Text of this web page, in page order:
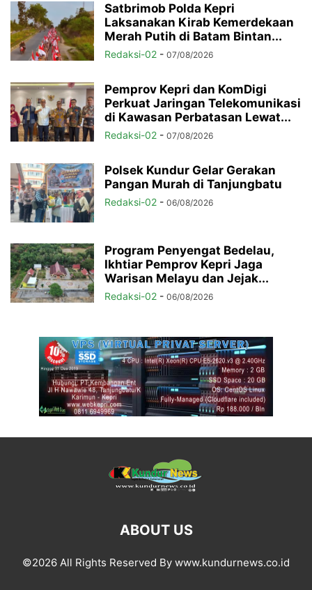
Satbrimob Polda Kepri
Laksanakan Kirab Kemerdekaan
Merah Putih di Batam Bintan...
Redaksi-02 - 07/08/2026
Pemprov Kepri dan KomDigi
Perkuat Jaringan Telekomunikasi
di Kawasan Perbatasan Lewat...
Redaksi-02 - 07/08/2026
Polsek Kundur Gelar Gerakan
Pangan Murah di Tanjungbatu
Redaksi-02 - 06/08/2026
Program Penyengat Bedelau,
Ikhtiar Pemprov Kepri Jaga
Warisan Melayu dan Jejak...
Redaksi-02 - 06/08/2026
ABOUT US
©2026 All Rights Reserved By www.kundurnews.co.id